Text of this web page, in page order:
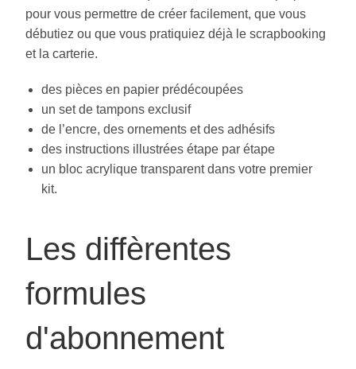
pour vous permettre de créer facilement, que vous
débutiez ou que vous pratiquiez déjà le scrapbooking
et la carterie.
des pièces en papier prédécoupées
un set de tampons exclusif
de l’encre, des ornements et des adhésifs
des instructions illustrées étape par étape
un bloc acrylique transparent dans votre premier
kit.
Les diffèrentes
formules
d'abonnement